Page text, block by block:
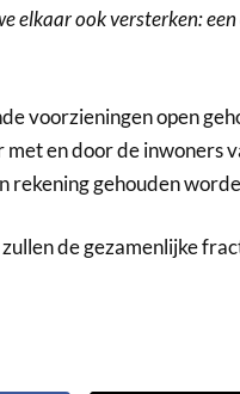
elkaar ook versterken:
voorzieningen open
en door de inwoners
rekening gehouden
de gezamenlijke